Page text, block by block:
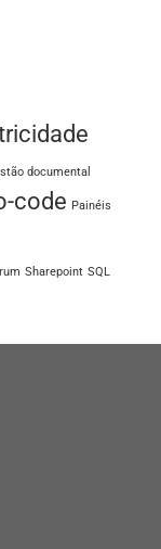
documental
code Painéis
Sharepoint SQL